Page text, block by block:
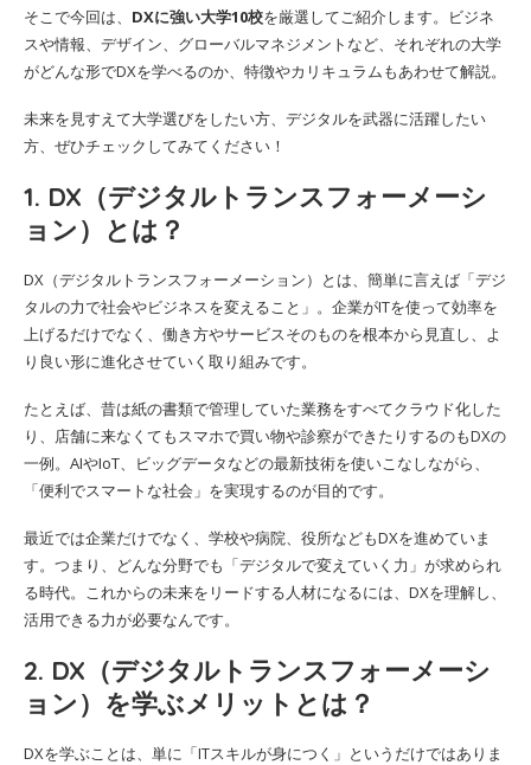
そこで今回は、 DXに強い大学10校を厳選してご紹介します。ビジネ
スや情報、デザイン、グローバルマネジメントなど、それぞれの大学
がどんな形でDXを学べるのか、特徴やカリキュラムもあわせて解説。
未来を見すえて大学選びをしたい方、デジタルを武器に活躍したい
方、ぜひチェックしてみてください！
1. DX（デジタルトランスフォーメーシ
ョン）とは？
DX（デジタルトランスフォーメーション）とは、簡単に言えば「デジ
タルの力で社会やビジネスを変えること」。企業がITを使って効率を
上げるだけでなく、働き方やサービスそのものを根本から見直し、よ
り良い形に進化させていく取り組みです。
たとえば、昔は紙の書類で管理していた業務をすべてクラウド化した
り、店舗に来なくてもスマホで買い物や診察ができたりするのもDXの
一例。AIやIoT、ビッグデータなどの最新技術を使いこなしながら、
「便利でスマートな社会」を実現するのが目的です。
最近では企業だけでなく、学校や病院、役所などもDXを進めていま
す。つまり、どんな分野でも「デジタルで変えていく力」が求められ
る時代。これからの未来をリードする人材になるには、DXを理解し、
活用できる力が必要なんです。
2. DX（デジタルトランスフォーメーシ
ョン）を学ぶメリットとは？
DXを学ぶことは、単に「ITスキルが身につく」というだけではありま